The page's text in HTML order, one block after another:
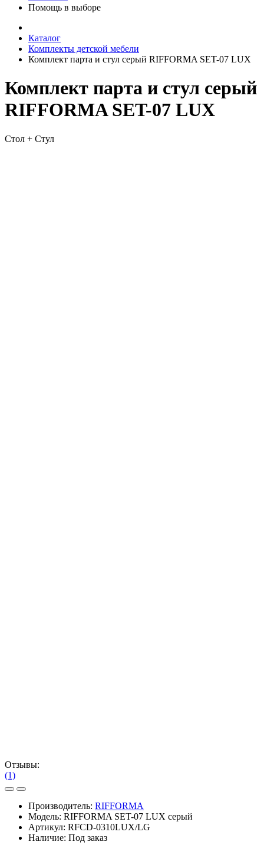
Помощь в выборе
Каталог
Комплекты детской мебели
Комплект парта и стул серый RIFFORMA SET-07 LUX
Комплект парта и стул серый
RIFFORMA SET-07 LUX
Стол + Стул
Отзывы:
(1)
Производитель: RIFFORMA
Модель: RIFFORMA SET-07 LUX серый
Артикул: RFCD-0310LUX/LG
Наличие: Под заказ